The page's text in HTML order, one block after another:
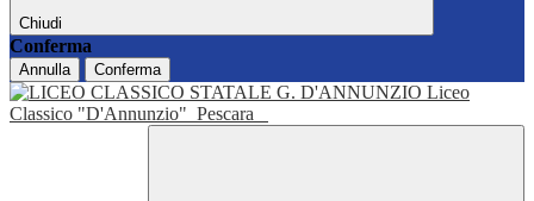
Chiudi
Conferma
Annulla Conferma
Liceo
Classico "D'Annunzio" Pescara